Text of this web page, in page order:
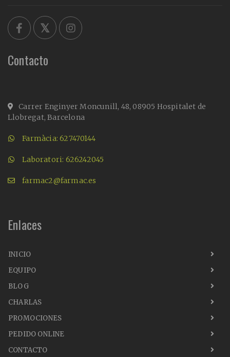
Contacto
Carrer Enginyer Moncunill, 48, 08905 Hospitalet de
Llobregat, Barcelona
Farmàcia: 627470144
Laboratori: 626242045
farmac2@farmac.es
Enlaces
INICIO
EQUIPO
BLOG
CHARLAS
PROMOCIONES
PEDIDO ONLINE
CONTACTO